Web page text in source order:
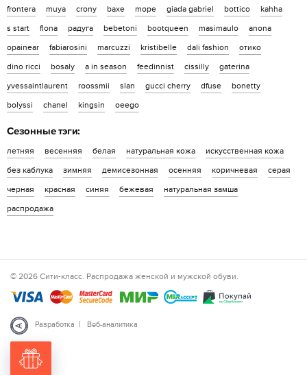
frontera
muya crony baxe mope giada gabriel bottico
kahha
s start
flona радуга bebetoni bootqueen masimaulo
anona
opainear
fabiarosini marcuzzi kristibelle dali fashion
отико
dino ricci
bosaly a in season feedinnist cissilly
gaterina
yvessaintlaurent
roossmii slan gucci cherry dfuse
bonetty
bolyssi
chanel kingsin oeego
Сезонные тэги:
летняя весенняя белая натуральная кожа
искусственная кожа
без каблука
зимняя демисезонная осенняя коричневая
серая
черная
красная синяя бежевая
натуральная замша
распродажа
© 2026 Сити-класс. Распродажа женской и мужской обуви.
Разработка | Веб-аналитика